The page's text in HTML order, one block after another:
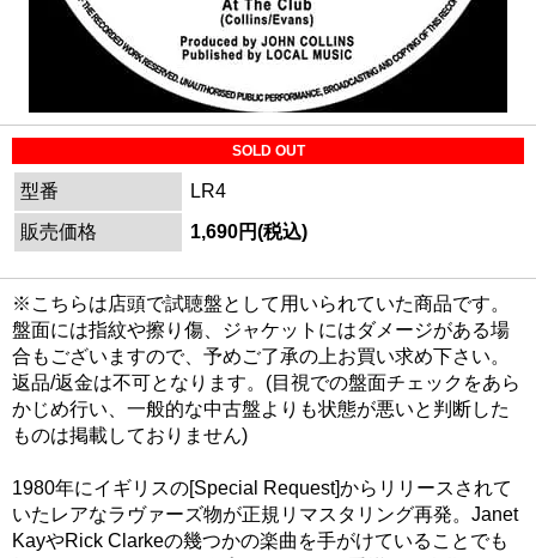
SOLD OUT
型番
LR4
販売価格
1,690円(税込)
※こちらは店頭で試聴盤として用いられていた商品です。
盤面には指紋や擦り傷、ジャケットにはダメージがある場
合もございますので、予めご了承の上お買い求め下さい。
返品/返金は不可となります。(目視での盤面チェックをあら
かじめ行い、一般的な中古盤よりも状態が悪いと判断した
ものは掲載しておりません)
1980年にイギリスの[Special Request]からリリースされて
いたレアなラヴァーズ物が正規リマスタリング再発。Janet
KayやRick Clarkeの幾つかの楽曲を手がけていることでも